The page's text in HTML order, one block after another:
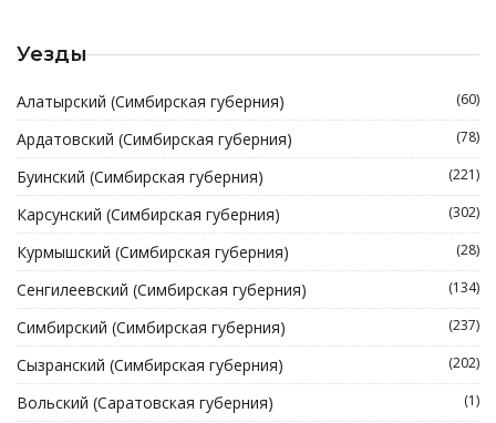
Уезды
Алатырский (Симбирская губерния) (60)
Ардатовский (Симбирская губерния) (78)
Буинский (Симбирская губерния) (221)
Карсунский (Симбирская губерния) (302)
Курмышский (Симбирская губерния) (28)
Сенгилеевский (Симбирская губерния) (134)
Симбирский (Симбирская губерния) (237)
Сызранский (Симбирская губерния) (202)
Вольский (Саратовская губерния) (1)